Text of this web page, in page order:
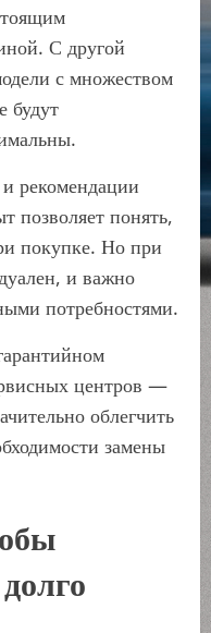
С другой
с множеством
будут
рекомендации
позволяет понять,
покупке. Но при
и важно
потребностями.
центров —
облегчить
замены